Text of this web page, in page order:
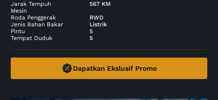
Jarak Tempuh
567 KM
Mesin
Roda Penggerak
RWD
Jenis Bahan Bakar
Listrik
Pintu
5
Tempat Duduk
5
Dapatkan Ekslusif Promo